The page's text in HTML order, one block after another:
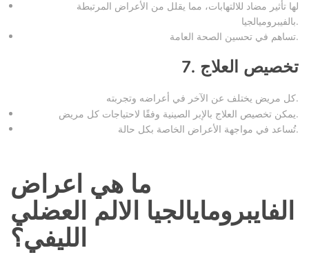
لها تأثير مضاد للالتهابات، مما يقلل من الأعراض المرتبطة
بالفيبروميالجيا.
تساهم في تحسين الصحة العامة.
7. تخصيص العلاج
كل مريض يختلف عن الآخر في أعراضه وتجربته.
يمكن تخصيص العلاج بالإبر الصينية وفقًا لاحتياجات كل مريض.
تُساعد في مواجهة الأعراض الخاصة بكل حالة.
ما هي اعراض
الفايبرومايالجيا الالم العضلي
الليفي؟